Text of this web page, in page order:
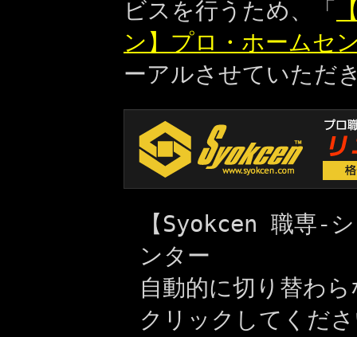
ビスを行うため、「
ン】プロ・ホームセ
ーアルさせていただ
【Syokcen 職専-
ンター
自動的に切り替わ
クリックしてくだ